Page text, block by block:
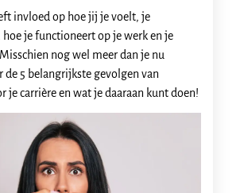
invloed op hoe jij je voelt, je
je functioneert op je werk en je
nog wel meer dan je nu
de 5 belangrijkste gevolgen van
je carrière en wat je daaraan kunt doen!